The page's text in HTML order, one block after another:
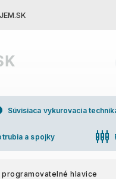
Súvisiaca vykurovacia
a spojky settings_input_component
programovatelné hlavice